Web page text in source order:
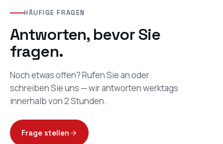
HÄUFIGE FRAGEN
Antworten, bevor Sie
fragen.
Noch etwas offen? Rufen Sie an oder
schreiben Sie uns — wir antworten werktags
innerhalb von 2 Stunden.
Frage stellen